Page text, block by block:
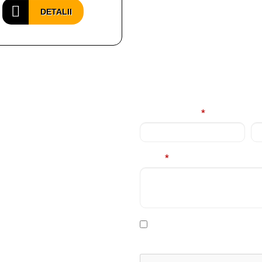
DETALII
*
*